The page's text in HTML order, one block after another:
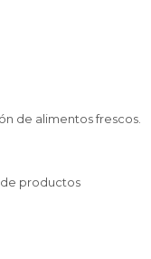
de alimentos frescos.
de productos